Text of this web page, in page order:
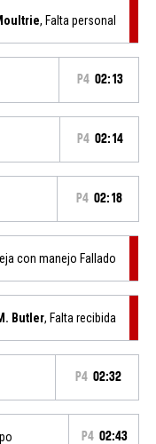
, Falta personal
P4 02:13
P4 02:14
P4 02:18
con manejo Fallado
Butler, Falta recibida
P4 02:32
P4 02:43